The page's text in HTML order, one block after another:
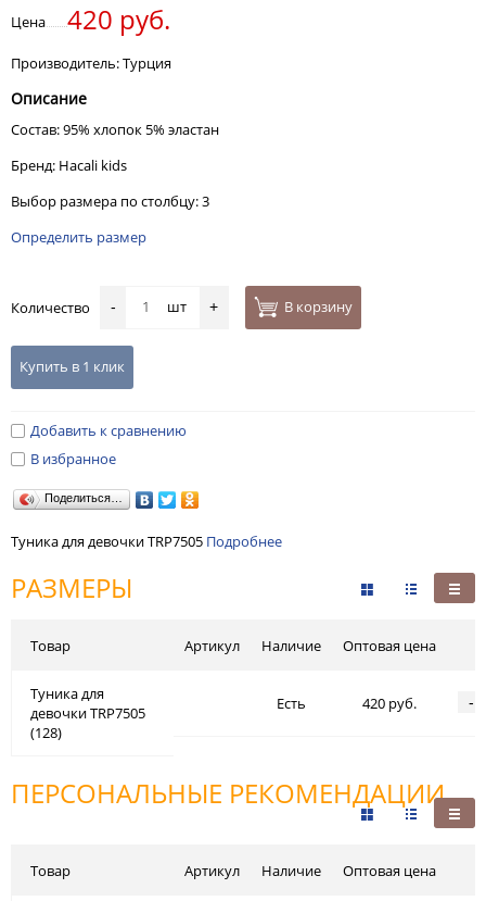
Цена
420 руб.
Производитель: Турция
Описание
Состав: 95% хлопок 5% эластан
Бренд: Hacali kids
Выбор размера по столбцу: 3
Определить размер
Количество - шт + В корзину
Купить в 1 клик
Добавить к сравнению
В избранное
Поделиться…
Туника для девочки TRP7505 Подробнее
РАЗМЕРЫ
Товар
Туника для
девочки TRP7505
(128)
Артикул Наличие Оптовая цена
Есть 420 руб. -
ПЕРСОНАЛЬНЫЕ РЕКОМЕНДАЦИИ
Товар Артикул Наличие Оптовая цена